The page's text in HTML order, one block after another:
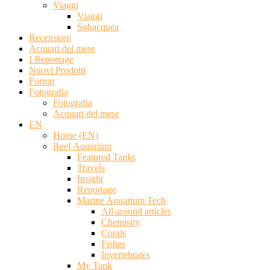
Viaggi
Viaggi
Subacquea
Recensioni
Acquari del mese
I Reportage
Nuovi Prodotti
Forum
Fotografia
Fotografia
Acquari del mese
EN
Home (EN)
Reef Aquarium
Featured Tanks
Travels
Insight
Reportage
Marine Aquarium Tech
All around articles
Chemistry
Corals
Fishes
Invertebrates
My Tank